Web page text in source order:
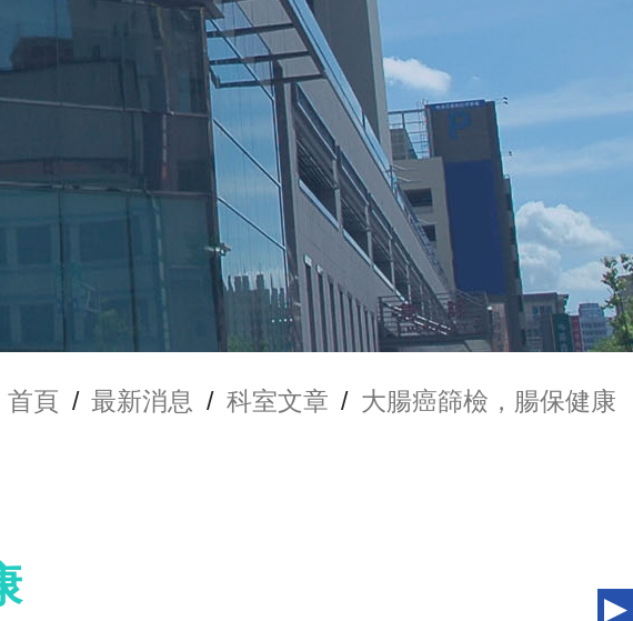
首頁 / 最新消息 / 科室文章 / 大腸癌篩檢，腸保健康